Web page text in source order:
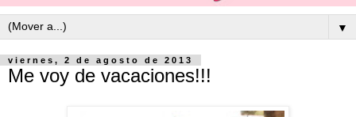
▼
viernes, 2 de agosto de 2013
Me voy de vacaciones!!!